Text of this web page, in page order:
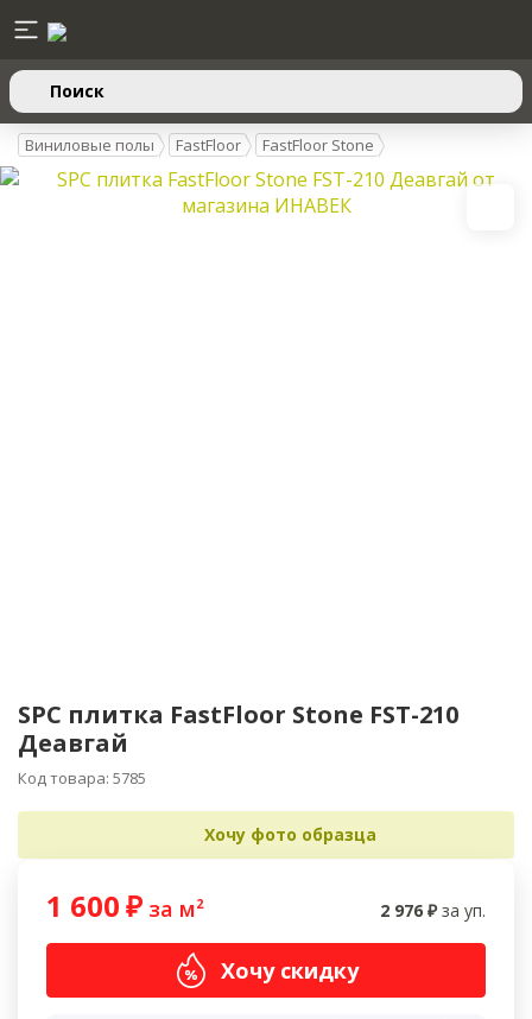
Поиск
Виниловые полы FastFloor FastFloor Stone
SPC плитка FastFloor Stone FST-210
Деавгай
Код товара: 5785
Хочу фото образца
1 600₽ за м² 2 976 ₽за уп.
Хочу скидку